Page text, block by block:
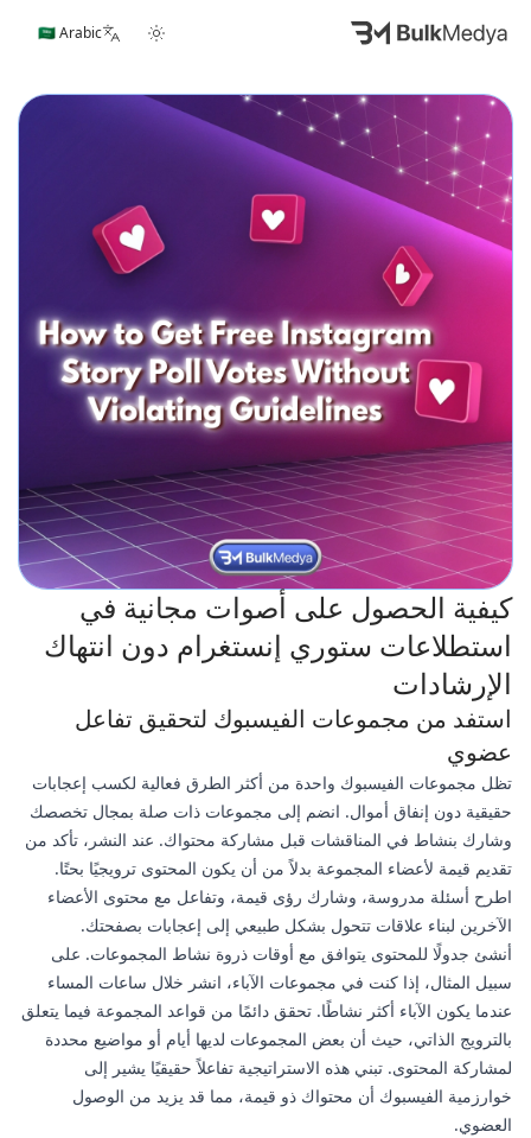
🇸🇦 Arabic
كيفية الحصول على أصوات مجانية في
استطلاعات ستوري إنستغرام دون انتهاك
الإرشادات
استفد من مجموعات الفيسبوك لتحقيق تفاعل
عضوي
تظل مجموعات الفيسبوك واحدة من أكثر الطرق فعالية لكسب إعجابات
حقيقية دون إنفاق أموال. انضم إلى مجموعات ذات صلة بمجال تخصصك
وشارك بنشاط في المناقشات قبل مشاركة محتواك. عند النشر، تأكد من
تقديم قيمة لأعضاء المجموعة بدلاً من أن يكون المحتوى ترويجيًا بحتًا.
اطرح أسئلة مدروسة، وشارك رؤى قيمة، وتفاعل مع محتوى الأعضاء
الآخرين لبناء علاقات تتحول بشكل طبيعي إلى إعجابات بصفحتك.
أنشئ جدولًا للمحتوى يتوافق مع أوقات ذروة نشاط المجموعات. على
سبيل المثال، إذا كنت في مجموعات الآباء، انشر خلال ساعات المساء
عندما يكون الآباء أكثر نشاطًا. تحقق دائمًا من قواعد المجموعة فيما يتعلق
بالترويج الذاتي، حيث أن بعض المجموعات لديها أيام أو مواضيع محددة
لمشاركة المحتوى. تبني هذه الاستراتيجية تفاعلاً حقيقيًا يشير إلى
خوارزمية الفيسبوك أن محتواك ذو قيمة، مما قد يزيد من الوصول
العضوي.